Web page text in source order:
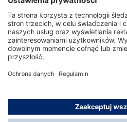
Serwisowa linia hotline
O nas
Korzystanie ze sklepu
© Dräger Polska Sp. z o.o., 2025